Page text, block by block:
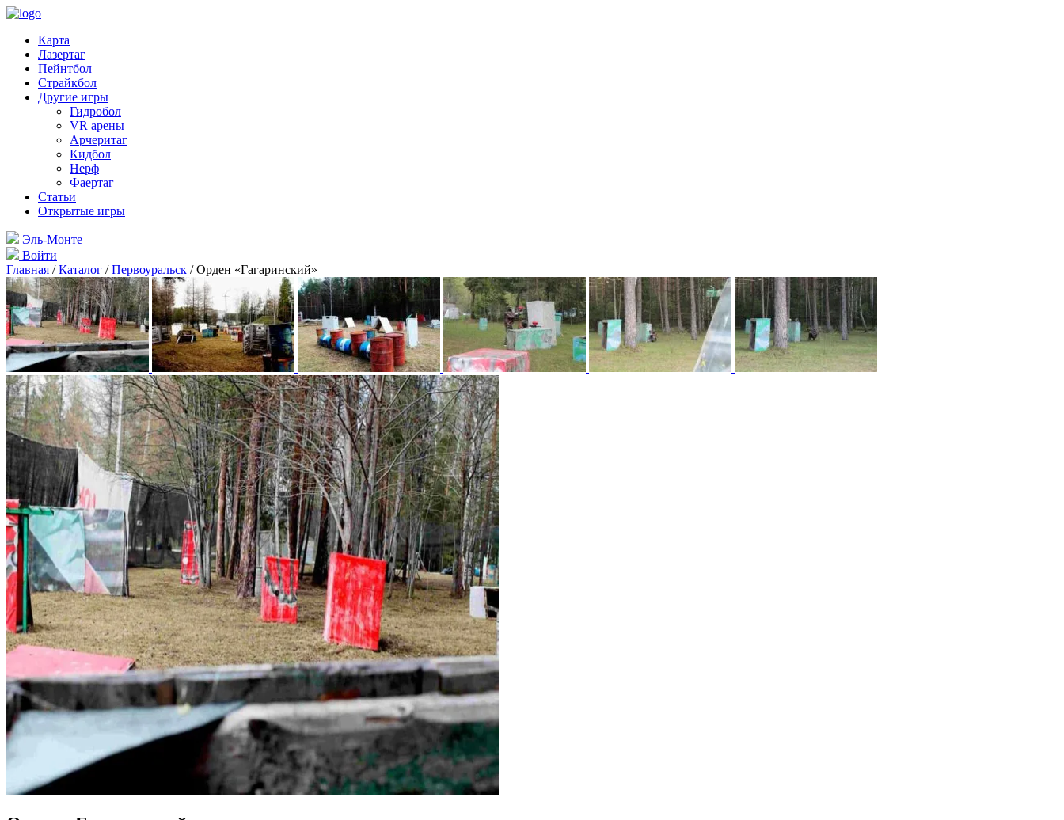
Карта
Лазертаг
Пейнтбол
Страйкбол
Другие игры
Гидробол
VR арены
Арчеритаг
Кидбол
Нерф
Фаертаг
Статьи
Открытые игры
Эль-Монте
Войти
Главная /Каталог /Первоуральск /Орден «Гагаринский»